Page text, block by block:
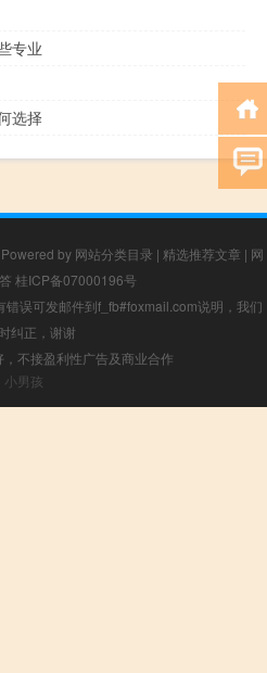
专业
选择
Powered by 网站分类目录 | 精选推荐文章 | 网
桂ICP备07000196号
误可发邮件到f_fb#foxmail.com说明，我们
纠正，谢谢
不接盈利性广告及商业合作
小男孩